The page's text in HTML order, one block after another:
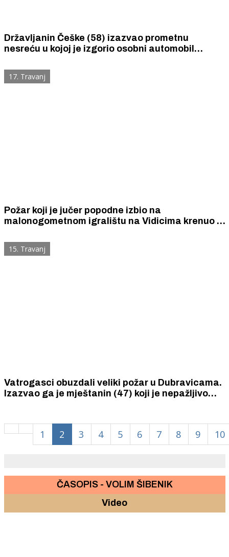
Državljanin Češke (58) izazvao prometnu
nesreću u kojoj je izgorio osobni automobil
17. Travanj
Požar koji je jučer popodne izbio na
malonogometnom igralištu na Vidicima krenuo je
15. Travanj
Vatrogasci obuzdali veliki požar u Dubravicama.
Izazvao ga je mještanin (47) koji je nepažljivo
1 2 3 4 5 6 7 8 9 10
ČASOPIS - VOLIM ŠIBENIK
Video